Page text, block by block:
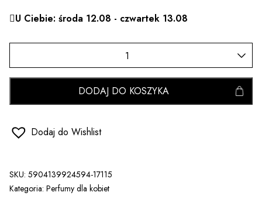
U Ciebie: środa 12.08 - czwartek 13.08
DODAJ DO KOSZYKA
Dodaj do Wishlist
SKU: 5904139924594-17115
Kategoria: Perfumy dla kobiet